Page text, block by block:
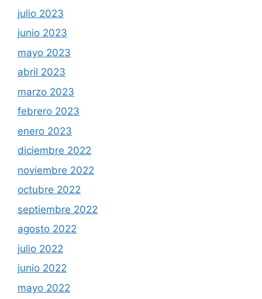
julio 2023
junio 2023
mayo 2023
abril 2023
marzo 2023
febrero 2023
enero 2023
diciembre 2022
noviembre 2022
octubre 2022
septiembre 2022
agosto 2022
julio 2022
junio 2022
mayo 2022